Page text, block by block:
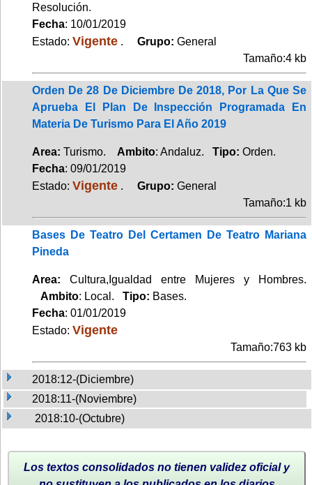
Resolución.
Fecha: 10/01/2019
Estado: Vigente . Grupo: General
Tamaño:4 kb
Orden De 28 De Diciembre De 2018, Por La Que Se
Aprueba El Plan De Inspección Programada En
Materia De Turismo Para El Año 2019
Area: Turismo. Ambito: Andaluz. Tipo: Orden.
Fecha: 09/01/2019
Estado: Vigente . Grupo: General
Tamaño:1 kb
Bases De Teatro Del Certamen De Teatro Mariana
Pineda
Area: Cultura,Igualdad entre Mujeres y Hombres.
Ambito: Local. Tipo: Bases.
Fecha: 01/01/2019
Estado: Vigente
Tamaño:763 kb
2018:12-(Diciembre)
2018:11-(Noviembre)
2018:10-(Octubre)
Los textos consolidados no tienen validez oficial y